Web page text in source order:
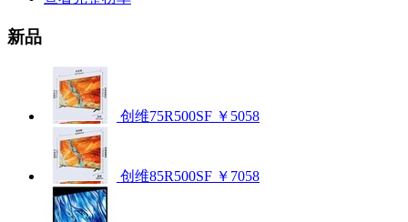
新品
创维75R500SF ￥5058
创维85R500SF ￥7058